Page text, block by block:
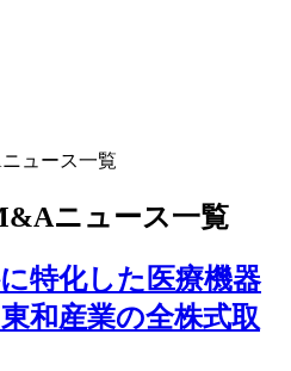
ュース一覧
ニュース一覧
特化した医療機器
和産業の全株式取